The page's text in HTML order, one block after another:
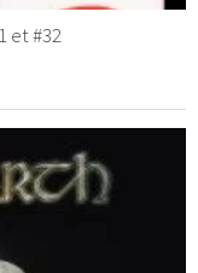
et #32